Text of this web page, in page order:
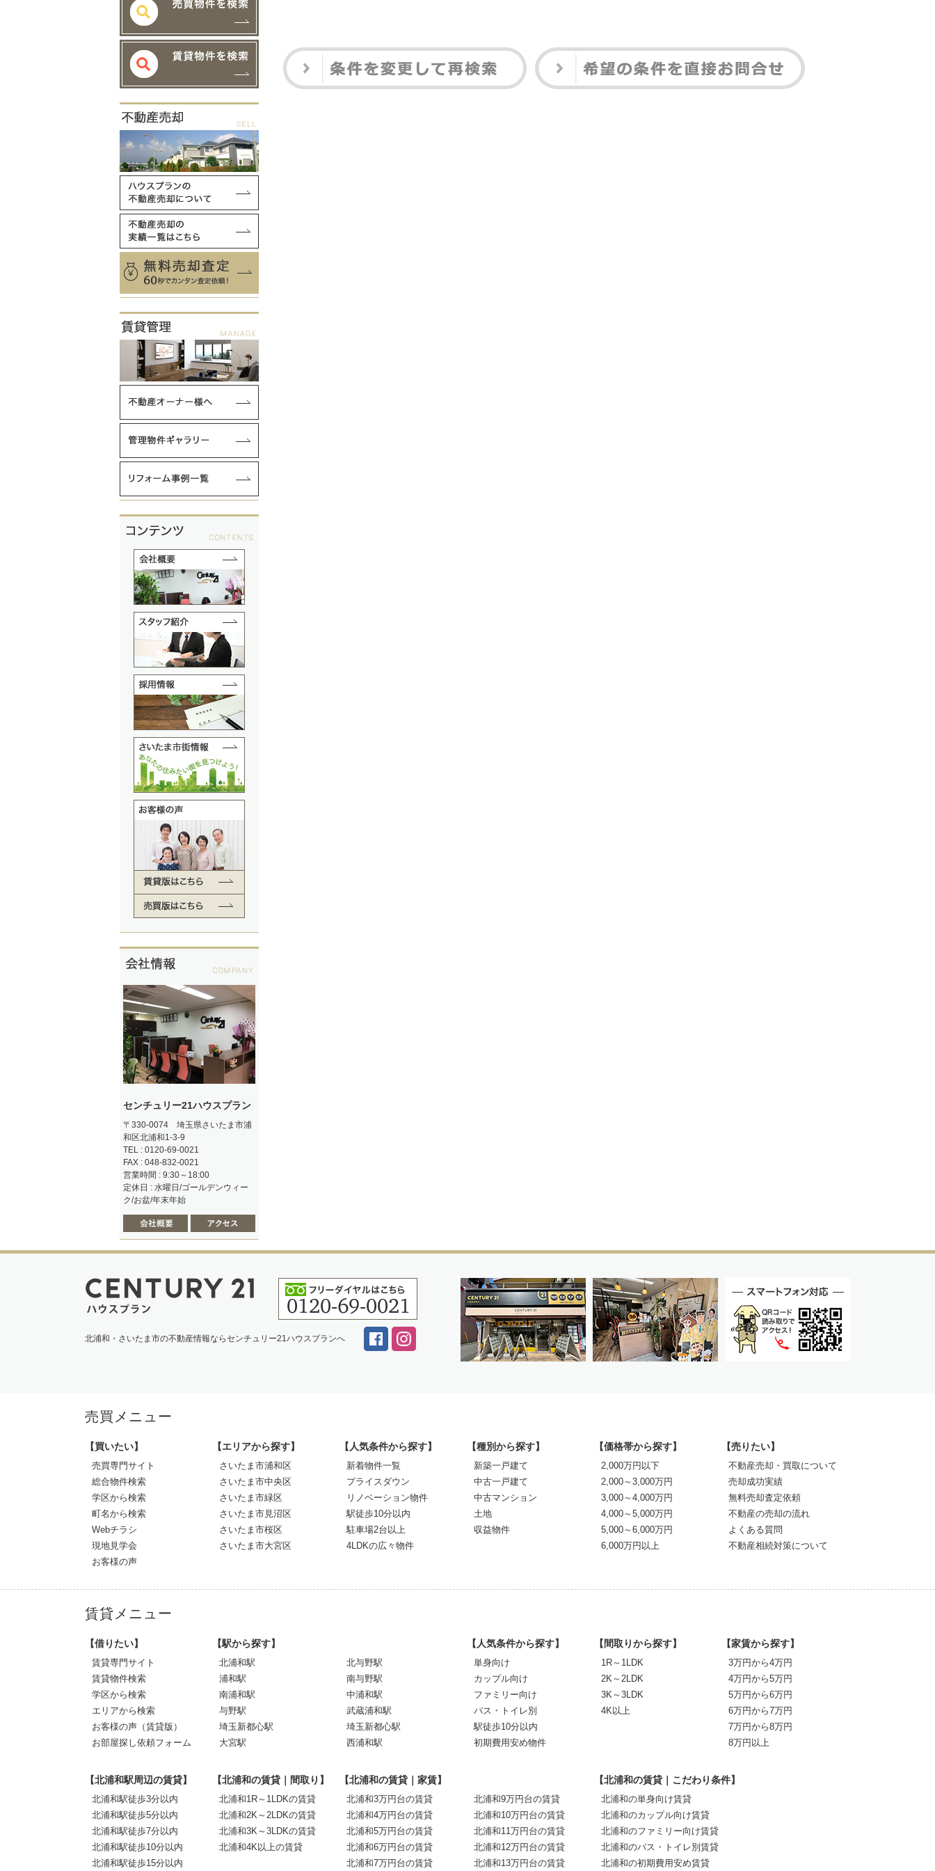
センチュリー21ハウスプラン
〒330-0074 埼玉県さいたま市浦
和区北浦和1-3-9
TEL : 0120-69-0021
FAX : 048-832-0021
営業時間 : 9:30～18:00
定休日 : 水曜日/ゴールデンウィー
ク/お盆/年末年始
北浦和・さいたま市の不動産情報ならセンチュリー21ハウスプランへ
売買メニュー
【買いたい】
売買専門サイト
総合物件検索
学区から検索
町名から検索
Webチラシ
現地見学会
お客様の声
【エリアから探す】
さいたま市浦和区
さいたま市中央区
さいたま市緑区
さいたま市見沼区
さいたま市桜区
さいたま市大宮区
【人気条件から探す】
新着物件一覧
プライスダウン
リノベーション物件
駅徒歩10分以内
駐車場2台以上
4LDKの広々物件
【種別から探す】
新築一戸建て
中古一戸建て
中古マンション
土地
収益物件
【価格帯から探す】
2,000万円以下
2,000～3,000万円
3,000～4,000万円
4,000～5,000万円
5,000～6,000万円
6,000万円以上
【売りたい】
不動産売却・買取について
売却成功実績
無料売却査定依頼
不動産の売却の流れ
よくある質問
不動産相続対策について
賃貸メニュー
【借りたい】
賃貸専門サイト
賃貸物件検索
学区から検索
エリアから検索
お客様の声（賃貸版）
お部屋探し依頼フォーム
【駅から探す】
北浦和駅
浦和駅
南浦和駅
与野駅
埼玉新都心駅
大宮駅
北与野駅
南与野駅
中浦和駅
武蔵浦和駅
埼玉新都心駅
西浦和駅
【人気条件から探す】
単身向け
カップル向け
ファミリー向け
バス・トイレ別
駅徒歩10分以内
初期費用安め物件
【間取りから探す】
1R～1LDK
2K～2LDK
3K～3LDK
4K以上
【家賃から探す】
3万円から4万円
4万円から5万円
5万円から6万円
6万円から7万円
7万円から8万円
8万円以上
【北浦和駅周辺の賃貸】
北浦和駅徒歩3分以内
北浦和駅徒歩5分以内
北浦和駅徒歩7分以内
北浦和駅徒歩10分以内
北浦和駅徒歩15分以内
【北浦和の賃貸｜間取り】
北浦和1R～1LDKの賃貸
北浦和2K～2LDKの賃貸
北浦和3K～3LDKの賃貸
北浦和4K以上の賃貸
【北浦和の賃貸｜家賃】
北浦和3万円台の賃貸
北浦和4万円台の賃貸
北浦和5万円台の賃貸
北浦和6万円台の賃貸
北浦和7万円台の賃貸
北浦和9万円台の賃貸
北浦和10万円台の賃貸
北浦和11万円台の賃貸
北浦和12万円台の賃貸
北浦和13万円台の賃貸
【北浦和の賃貸｜こだわり条件】
北浦和の単身向け賃貸
北浦和のカップル向け賃貸
北浦和のファミリー向け賃貸
北浦和のバス・トイレ別賃貸
北浦和の初期費用安め賃貸